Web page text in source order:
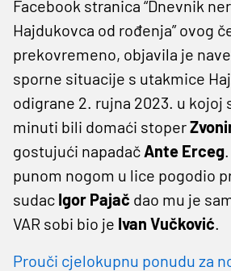
Facebook stranica “Dnevnik
Hajdukovca od rođenja” ovog
prekovremeno, objavila je
sporne situacije s utakmice
odigrane 2. rujna 2023. u kojoj
minuti bili domaći stoper
gostujući napadač Ante Erceg
punom nogom u lice pogodio
sudac Igor Pajač dao mu je
VAR sobi bio je Ivan Vučković.
Prouči cjelokupnu ponudu za